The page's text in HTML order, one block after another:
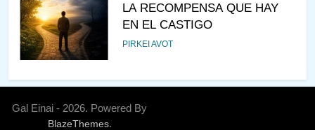
LA RECOMPENSA QUE HAY
EN EL CASTIGO
PIRKEI AVOT
6
¿DE DÓNDE VIENES?
Gal Einai - 2026. Powered By
BlazeThemes.